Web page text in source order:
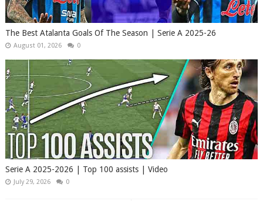
The Best Atalanta Goals Of The Season | Serie A 2025-26
August 01, 2026 0
Serie A 2025-2026 | Top 100 assists | Video
July 29, 2026 0